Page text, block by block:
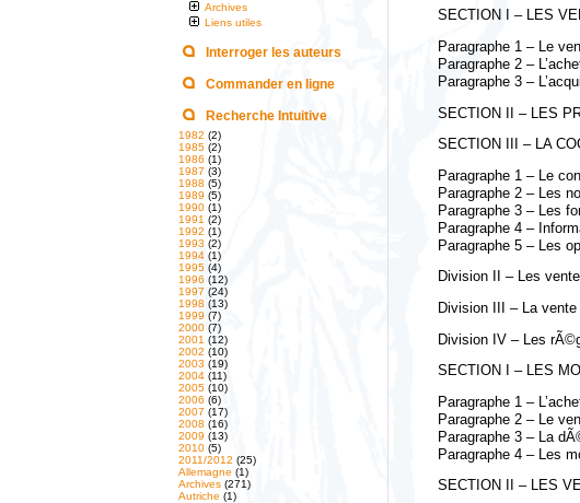
Archives
Liens utiles
Interroger les auteurs
Commander en ligne
Recherche Intuitive
1982 (2)
1985 (2)
1986 (1)
1987 (3)
1988 (5)
1989 (5)
1990 (1)
1991 (2)
1992 (1)
1993 (2)
1994 (1)
1995 (4)
1996 (12)
1997 (24)
1998 (13)
1999 (7)
2000 (7)
2001 (12)
2002 (10)
2003 (19)
2004 (11)
2005 (10)
2006 (6)
2007 (17)
2008 (16)
2009 (13)
2010 (5)
2011/2012 (25)
Allemagne (1)
Archives (271)
Autriche (1)
SECTION I – LES
Paragraphe 1 – Le
Paragraphe 2 –
Paragraphe 3 –
SECTION II – LES
SECTION III – LA
Paragraphe 1 – Le
Paragraphe 2 – Les
Paragraphe 3 – Les
Paragraphe 4 –
Paragraphe 5 – Les
Division II – Les
Division III – La
Division IV – Les
SECTION I – LES
Paragraphe 1 –
Paragraphe 2 – Le
Paragraphe 3 – La
Paragraphe 4 – Les
SECTION II – LES